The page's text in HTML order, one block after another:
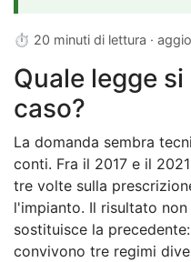
⏱ 20 minuti di lettura ·
Quale legge
caso?
La domanda sembra
conti. Fra il 2017 e il
tre volte sulla
l'impianto. Il risultato
sostituisce la
convivono tre regimi